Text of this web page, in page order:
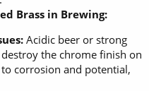
Brass in Brewing:
Acidic beer or strong
the chrome finish on
corrosion and potential,